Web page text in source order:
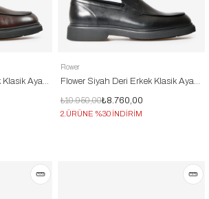
Flower Kahve Deri Erkek Klasik Ayakkabı
Flower
Flower Siyah Deri Erkek Klasik Ayakkabı
₺8.760,00
₺10.950,00
2.ÜRÜNE %30 İNDİRİM